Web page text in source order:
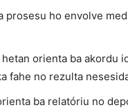
prosesu ho envolve
orienta ba akordu
fahe no rezulta
ba relatóriu no